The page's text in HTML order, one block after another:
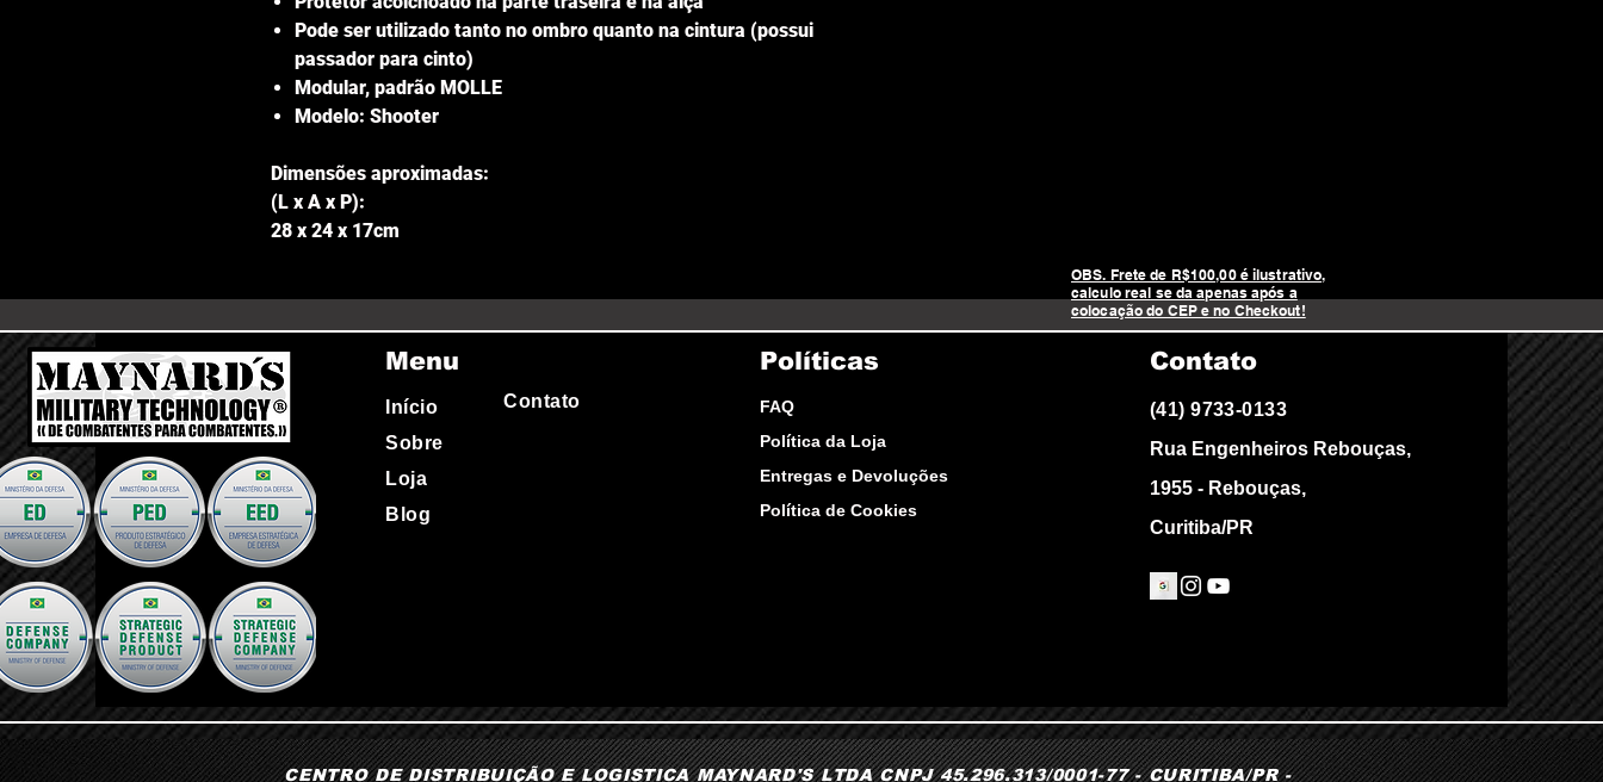
Pode ser utilizado tanto no ombro quanto na cintura (possui
passador para cinto)
Modular, padrão MOLLE
Modelo: Shooter
Dimensões aproximadas:
(L x A x P):
28 x 24 x 17cm
OBS. Frete de R$100,00 é ilustrativo,
calculo real se da apenas após a
colocação do CEP e no Checkout!
Menu
Início
Sobre
Loja
Blog
Contato
Políticas
FAQ
Política da Loja
Entregas e Devoluções
Política de Cookies
Contato
(41) 9733-0133
Rua Engenheiros Rebouças,
1955 - Rebouças,
Curitiba/PR
CENTRO DE DISTRIBUIÇÃO E LOGISTICA MAYNARD'S LTDA CNPJ 45.296.313/0001-77 - CURITIBA/PR -